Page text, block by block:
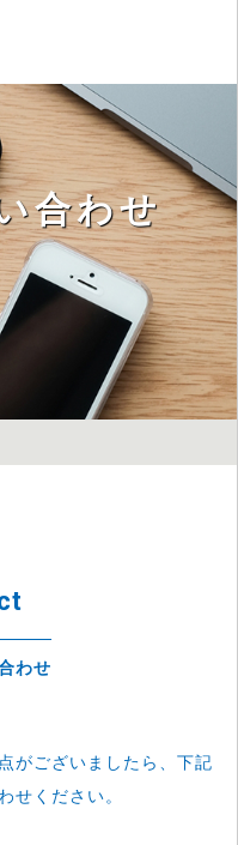
合わせ
わせ
がございましたら、 下記
せください。